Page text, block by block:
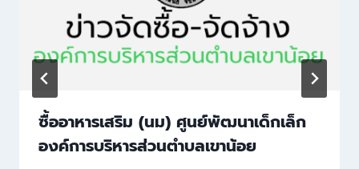
ซื้ออาหารเสริม (นม) ศูนย์พัฒนาเด็กเล็ก
องค์การบริหารส่วนตำบลเขาน้อย